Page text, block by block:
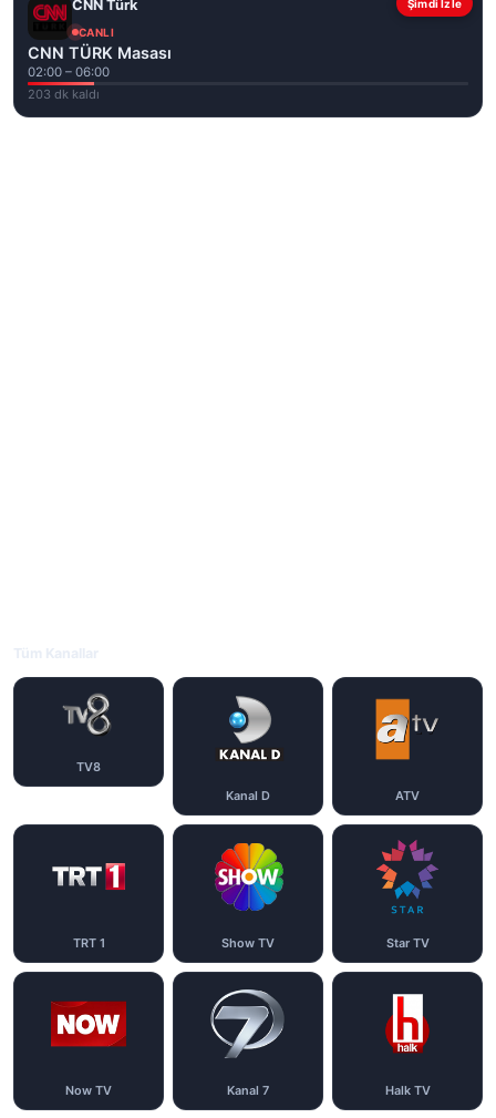
Şimdi İzle
CNN Türk
CANLI
CNN TÜRK Masası
02:00 – 06:00
203 dk kaldı
TV8
Kanal D
ATV
TRT 1 Show TV Star TV
Now TV Kanal 7 Halk TV